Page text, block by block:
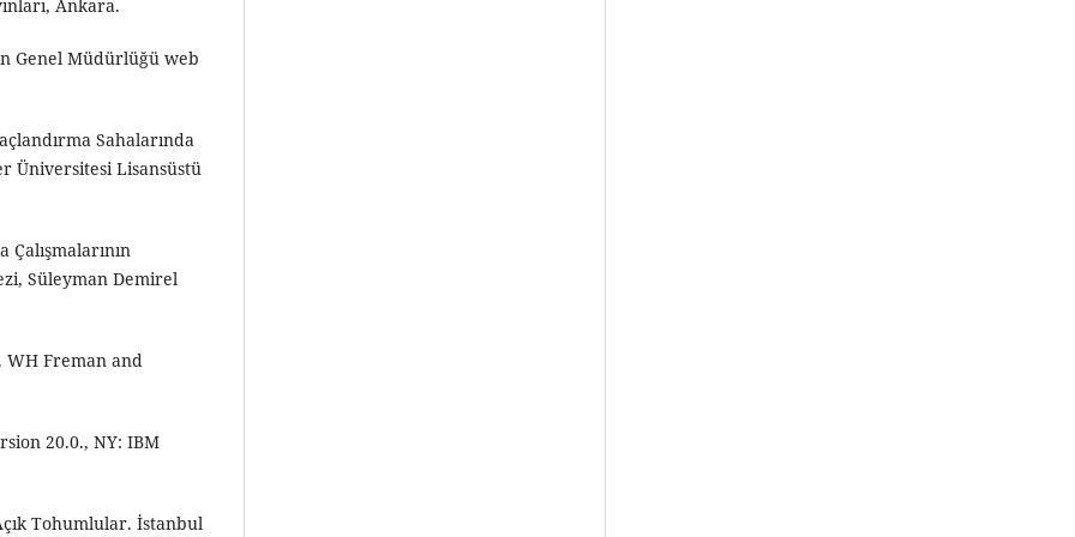
Ankara.
Genel Müdürlüğü web
Sahalarında
Üniversitesi Lisansüstü
Süleyman Demirel
WH Freman and
20.0., NY: IBM
Tohumlular. İstanbul